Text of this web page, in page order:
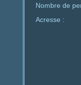
Nombre de
Acresse :